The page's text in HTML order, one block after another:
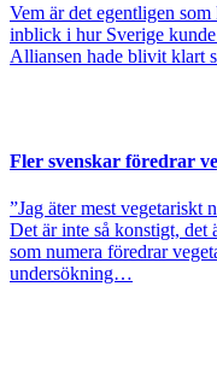
Vem är det egentligen
inblick i hur Sverige
Alliansen hade blivit klart
Fler svenskar föredrar
”Jag äter mest vegetariskt
Det är inte så konstigt,
som numera föredrar
undersökning…